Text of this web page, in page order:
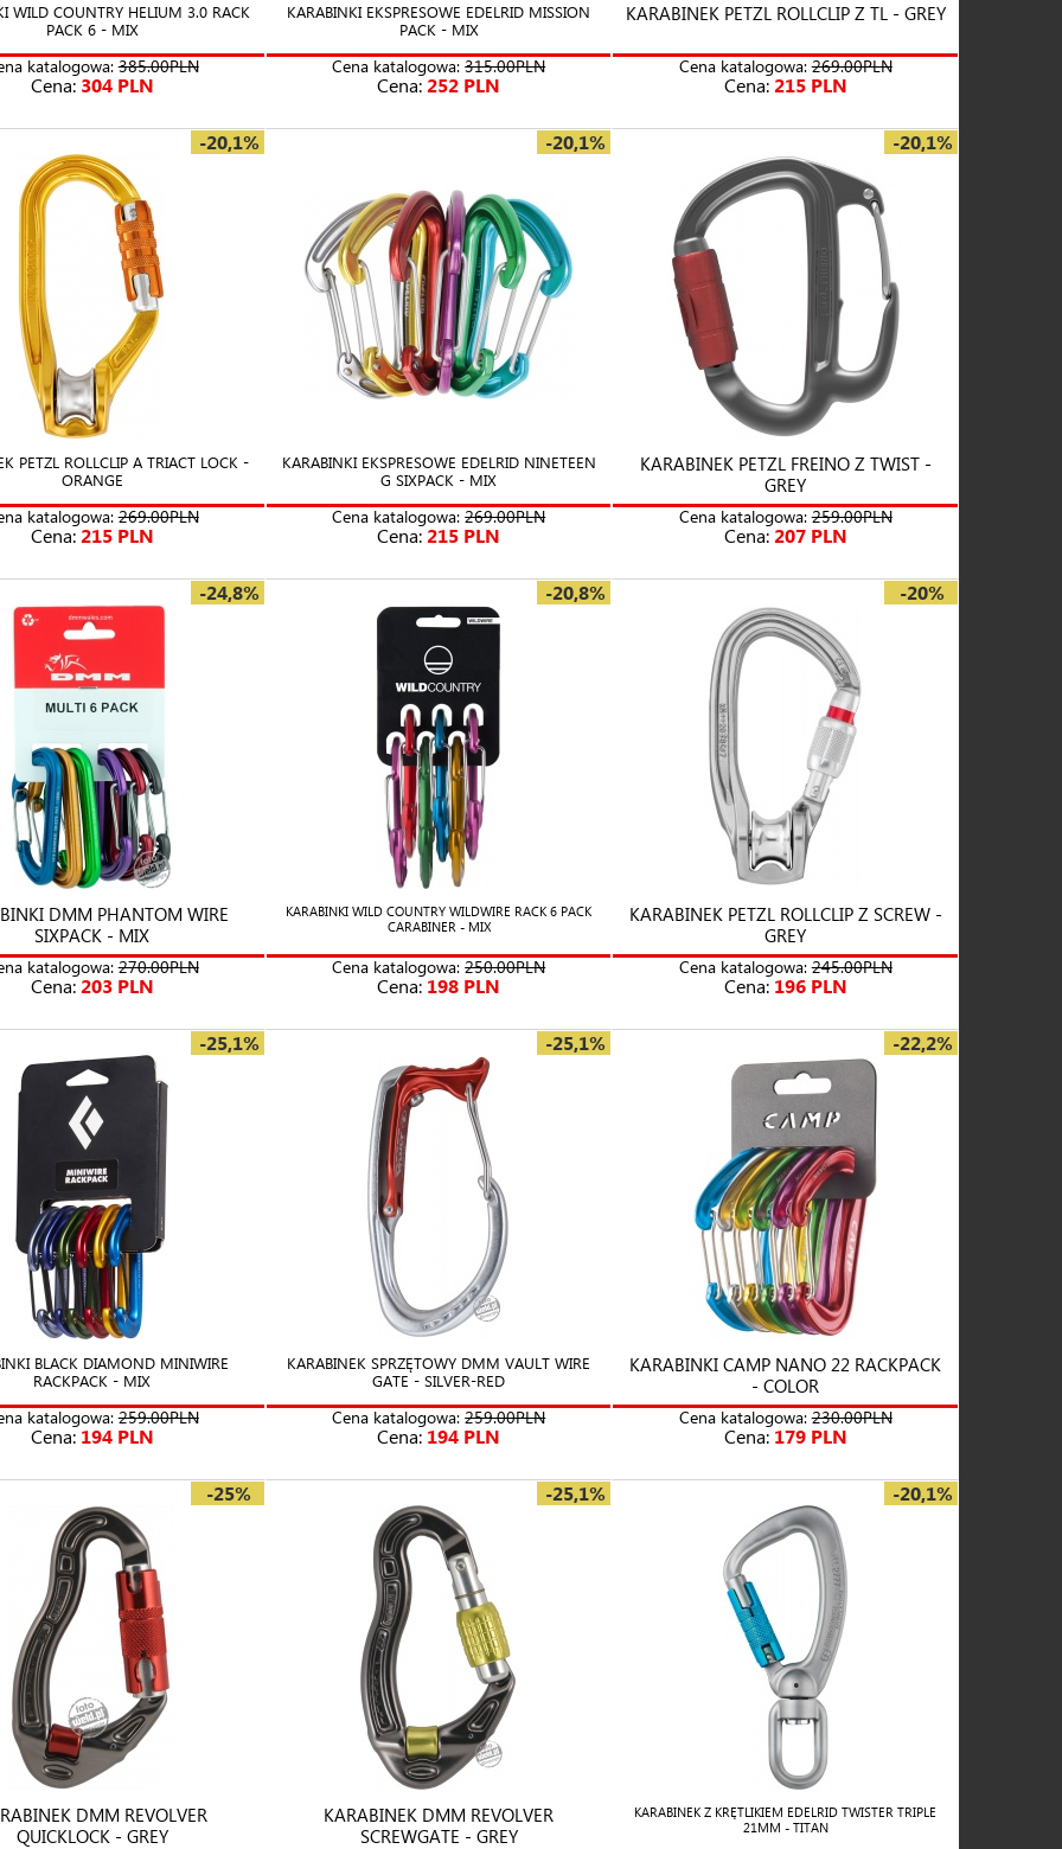
WILD COUNTRY HELIUM 3.0 RACK
PACK 6 - MIX
katalogowa:385.00PLN
Cena: 304 PLN
KARABINKI EKSPRESOWE EDELRID MISSION
PACK - MIX
Cena katalogowa:315.00PLN
Cena:252 PLN
KARABINEK PETZL ROLLCLIP Z TL - GREY
Cena katalogowa:269.00PLN
Cena:215 PLN
-20,1%
PETZL ROLLCLIP A TRIACT LOCK -
ORANGE
katalogowa:269.00PLN
Cena:215 PLN
-20,1%
KARABINKI EKSPRESOWE EDELRID NINETEEN
G SIXPACK - MIX
Cena katalogowa:269.00PLN
Cena:215 PLN
-20,1%
KARABINEK PETZL FREINO Z TWIST -
GREY
Cena katalogowa:259.00PLN
Cena:207 PLN
-24,8%
DMM PHANTOM WIRE
SIXPACK - MIX
katalogowa:270.00PLN
Cena:203 PLN
-20,8%
KARABINKI WILD COUNTRY WILDWIRE RACK 6 PACK
CARABINER - MIX
Cena katalogowa:250.00PLN
Cena: 198 PLN
-20%
KARABINEK PETZL ROLLCLIP Z SCREW -
GREY
Cena katalogowa:245.00PLN
Cena: 196 PLN
-25,1%
BLACK DIAMOND MINIWIRE
RACKPACK - MIX
katalogowa:259.00PLN
Cena: 194 PLN
-25,1%
KARABINEK SPRZĘTOWY DMM VAULT WIRE
GATE - SILVER-RED
Cena katalogowa:259.00PLN
Cena: 194 PLN
-22,2%
KARABINKI CAMP NANO 22 RACKPACK
- COLOR
Cena katalogowa:230.00PLN
Cena: 179 PLN
-25%
DMM REVOLVER
QUICKLOCK - GREY
-25,1%
KARABINEK DMM REVOLVER
SCREWGATE - GREY
-20,1%
KARABINEK Z KRĘTLIKIEM EDELRID TWISTER TRIPLE
21MM - TITAN